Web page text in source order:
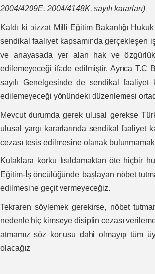
2004/4209E. 2004/4148K. sayılı kararları)
Kaldı ki bizzat Milli Eğitim Bakanlığı
sendikal faaliyet kapsamında gerçekleşen
ve anayasada yer alan hak ve
edilemeyeceği ifade edilmiştir. Ayrıca T.C
sayılı Genelgesinde de sendikal
edilemeyeceği yönündeki düzenlemesi
Mevcut durumda gerek ulusal gerekse
ulusal yargı kararlarında sendikal faaliyet
cezası tesis edilmesine olanak
Kulaklara korku fısıldamaktan öte hiçbir
Eğitim-İş öncülüğünde başlayan nöbet
edilmesine geçit vermeyeceğiz.
Tekraren söylemek gerekirse, nöbet
nedenle hiç kimseye disiplin cezası
atmamız söz konusu dahi olmayıp tüm
olacağız.